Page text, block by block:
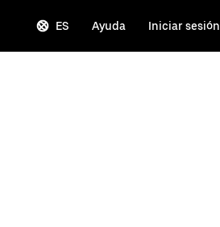
ES Ayuda Iniciar sesión